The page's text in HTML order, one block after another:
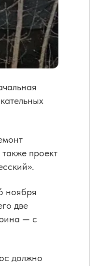
проект
ноября
две
— с
должно